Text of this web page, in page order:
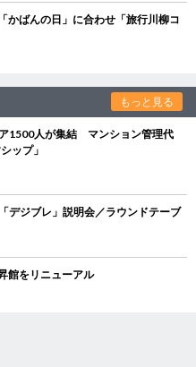
ばんの日」に合わせ「旅行川柳コ
もっと見る
ア1500人が集結 マンション管理代
ップ」
ジブレ」説明会／ラウンドテーブ
館をリニューアル